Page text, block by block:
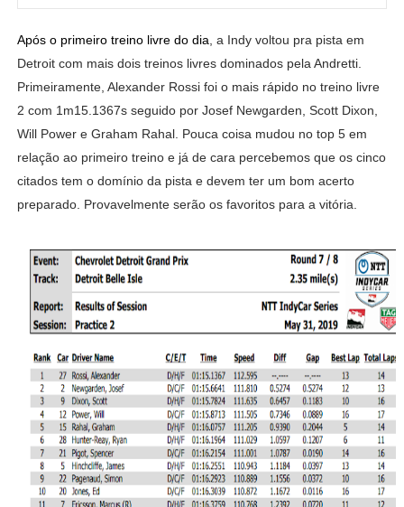
Após o primeiro treino livre do dia , a Indy voltou pra pista em
Detroit com mais dois treinos livres dominados pela Andretti.
Primeiramente, Alexander Rossi foi o mais rápido no treino livre
2 com 1m15.1367s seguido por Josef Newgarden, Scott Dixon,
Will Power e Graham Rahal. Pouca coisa mudou no top 5 em
relação ao primeiro treino e já de cara percebemos que os cinco
citados tem o domínio da pista e devem ter um bom acerto
preparado. Provavelmente serão os favoritos para a vitória.